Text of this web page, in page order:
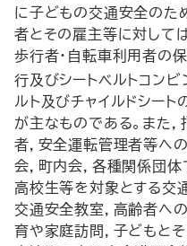
に子どもの交通安全の
者とその雇主等に対して
歩行者・自転車利用者の
行及びシートベルトコンビ
ルト及びチャイルドシー
が主なものである。また
者，安全運転管理者等へ
会，町内会，各種関係団体
高校生等を対象とする交
交通安全教室，高齢者へ
育や家庭訪問，子どもと